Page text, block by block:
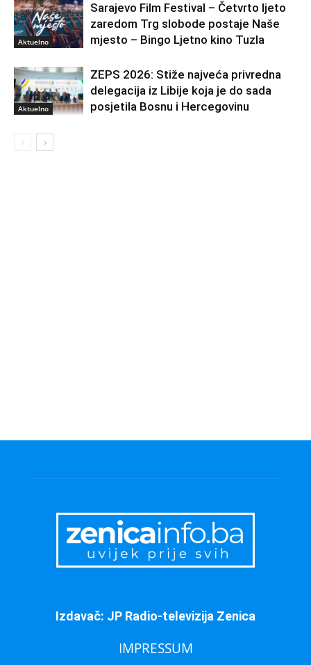
Aktuelno
Sarajevo Film Festival – Četvrto ljeto
zaredom Trg slobode postaje Naše
mjesto – Bingo Ljetno kino Tuzla
Aktuelno
ZEPS 2026: Stiže najveća privredna
delegacija iz Libije koja je do sada
posjetila Bosnu i Hercegovinu
Izdavač: JP Radio-televizija Zenica
IMPRESSUM